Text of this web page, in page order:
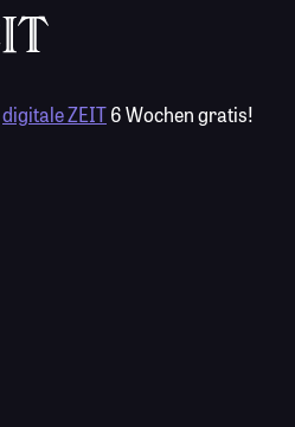
digitale ZEIT6 Wochen gratis!